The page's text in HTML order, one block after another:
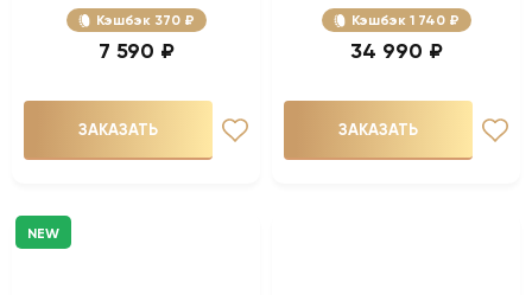
Кэшбэк 370 ₽
7 590 ₽
ЗАКАЗАТЬ
Кэшбэк 1 740 ₽
34 990 ₽
ЗАКАЗАТЬ
NEW